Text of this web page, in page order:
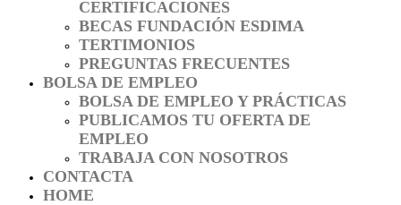
CERTIFICACIONES
BECAS FUNDACIÓN ESDIMA
TERTIMONIOS
PREGUNTAS FRECUENTES
BOLSA DE EMPLEO
BOLSA DE EMPLEO Y PRÁCTICAS
PUBLICAMOS TU OFERTA DE
EMPLEO
TRABAJA CON NOSOTROS
CONTACTA
HOME